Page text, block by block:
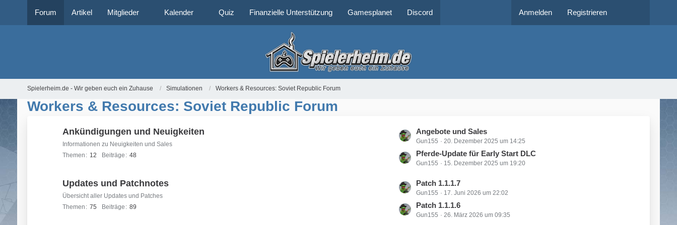
Forum Artikel Mitglieder Kalender Quiz Finanzielle Unterstützung Gamesplanet Discord Anmelden Registrieren
Spielerheim.de - Wir geben euch ein Zuhause Simulationen Workers & Resources: Soviet Republic Forum
Workers & Resources: Soviet Republic Forum
Ankündigungen und Neuigkeiten
Informationen zu Neuigkeiten und Sales
Themen
12 Beiträge 48
L
e
t
z
e
e
Angebote und Sales
Gun155 20. Dezember 2025 um 14:25
Pferde-Update für Early Start DLC
Gun155 15. Dezember 2025 um 19:20
Updates und Patchnotes
Übersicht aller Updates und Patches
Themen
75 Beiträge 89
L
e
t
z
Patch 1.1.1.7
Gun155 17. Juni 2026 um 22:02
Patch 1.1.1.6
Gun155 26. März 2026 um 09:35